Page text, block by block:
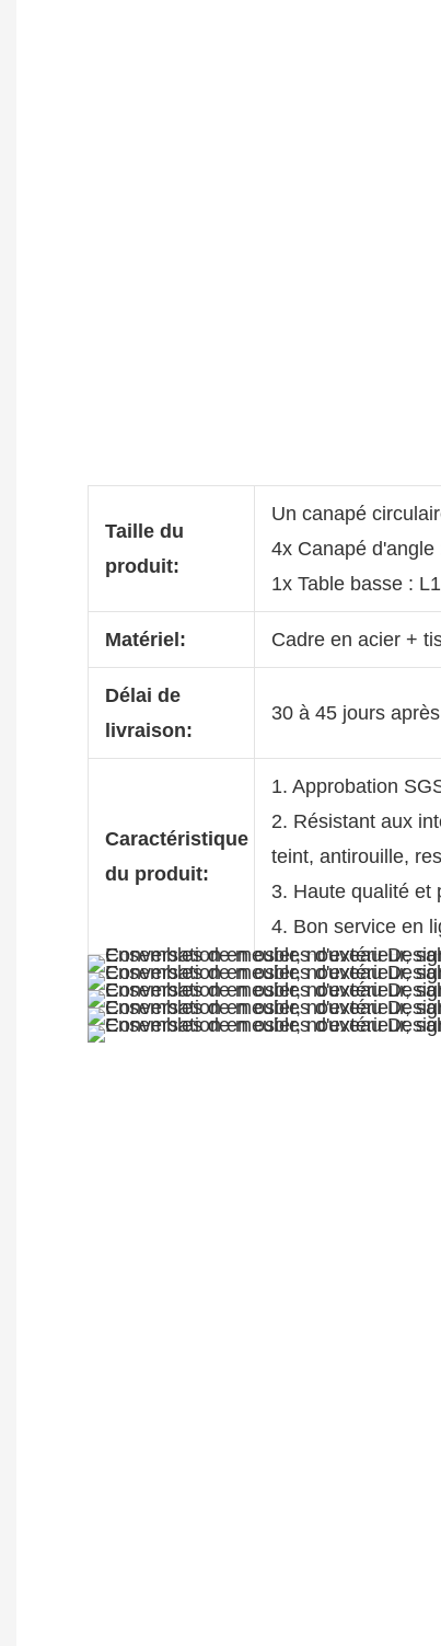
Taille du
produit:
Un canapé
4x Canapé
1x Table basse :
Matériel: Cadre en acier +
Délai de
livraison:
30 à 45 jours
Caractéristique
du produit:
1. Approbation
2. Résistant aux
teint, antirouille,
3. Haute qualité et
4. Bon service en